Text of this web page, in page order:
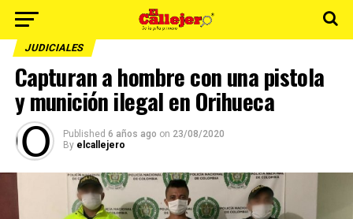
JUDICIALES
Capturan a hombre con una pistola
y munición ilegal en Orihueca
Published 6 años ago on 23/08/2020
By elcallejero